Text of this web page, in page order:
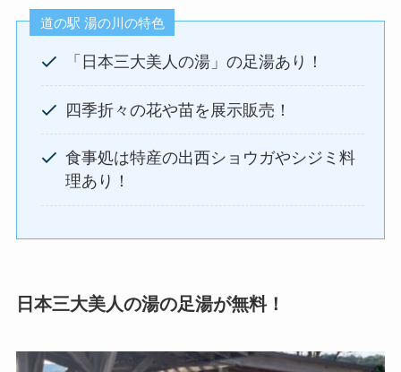
道の駅 湯の川の特色
「日本三大美人の湯」の足湯あり！
四季折々の花や苗を展示販売！
食事処は特産の出西ショウガやシジミ料
理あり！
日本三大美人の湯の足湯が無料！